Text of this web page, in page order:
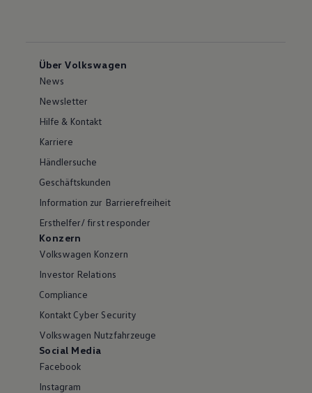
Über Volkswagen
News
Newsletter
Hilfe & Kontakt
Karriere
Händlersuche
Geschäftskunden
Information zur Barrierefreiheit
Ersthelfer/ first responder
Konzern
Volkswagen Konzern
Investor Relations
Compliance
Kontakt Cyber Security
Volkswagen Nutzfahrzeuge
Social Media
Facebook
Instagram